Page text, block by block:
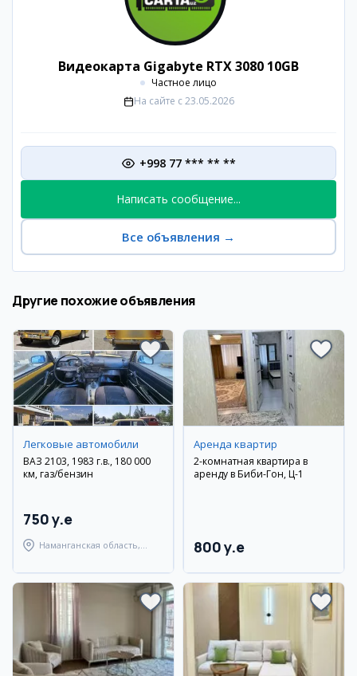
Видеокарта Gigabyte RTX 3080 10GB
Частное лицо
На сайте с 23.05.2026
+998 77 *** ** **
Написать сообщение...
Все объявления →
Другие похожие объявления
Легковые автомобили
ВАЗ 2103, 1983 г.в., 180 000
км, газ/бензин
750 y.e
Наманганская область,
Аренда квартир
2-комнатная квартира в
аренду в Биби-Гон, Ц-1
800 y.e